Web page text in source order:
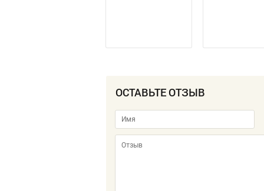
ОСТАВЬТЕ ОТЗЫВ